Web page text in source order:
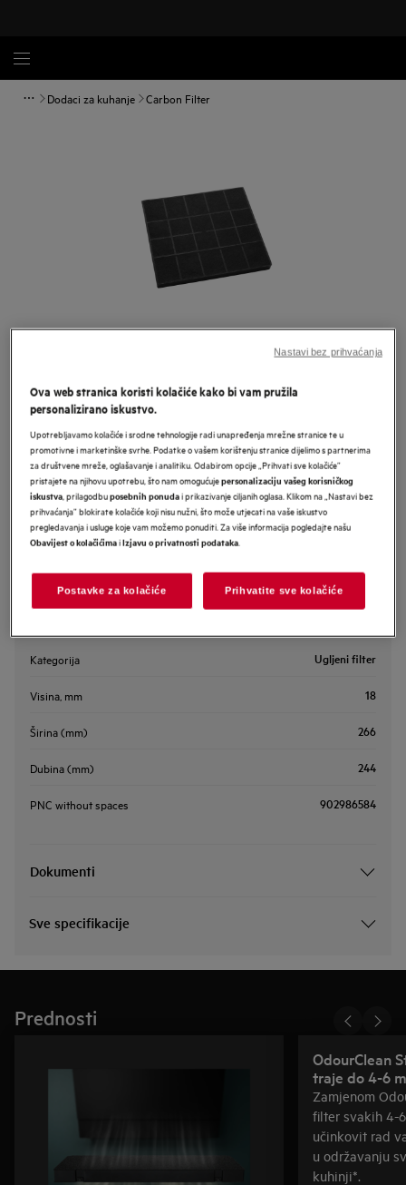
Dodaci za kuhanje Carbon Filter
MCFB58ST
OdourClean Standard ugljeni filter
Glavne specifikacije
Kategorija Ugljeni filter
Visina, mm 18
Širina (mm) 266
Dubina (mm) 244
PNC without spaces 902986584
Dokumenti
Sve specifikacije
Prednosti
OdourClean
traje do 4-6
Zamjenom
filter svakih 4-
učinkovit rad
u održavanju
kuhinji*.
Ova web stranica koristi kolačiće kako bi vam pružila
personalizirano iskustvo.
Upotrebljavamo kolačiće i srodne tehnologije radi unapređenja mrežne stranice te u
promotivne i marketinške svrhe. Podatke o vašem korištenju stranice dijelimo s partnerima
za društvene mreže, oglašavanje i analitiku. Odabirom opcije „Prihvati sve kolačiće”
pristajete na njihovu upotrebu, što nam omogućujepersonalizaciju vašeg korisničkog
iskustva, prilagodbuposebnih ponudai prikazivanje ciljanih oglasa. Klikom na „Nastavi bez
prihvaćanja” blokirate kolačiće koji nisu nužni, što može utjecati na vaše iskustvo
pregledavanja i usluge koje vam možemo ponuditi. Za više informacija pogledajte našu
Obavijest o kolačićimaiIzjavu o privatnosti podataka.
Postavke za kolačiće Prihvatite sve kolačiće
Nastavi bez prihvaćanja